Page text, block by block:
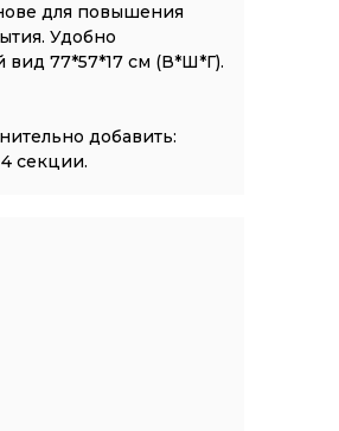
для повышения
Удобно
вид 77*57*17 см (В*Ш*Г).
добавить:
секции.